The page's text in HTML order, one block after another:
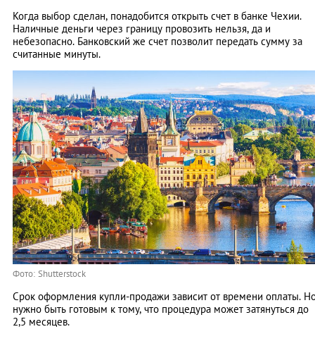
Когда выбор сделан, понадобится открыть счет в банке Чехии.
Наличные деньги через границу провозить нельзя, да и
небезопасно. Банковский же счет позволит передать сумму за
считанные минуты.
Фото: Shutterstock
Срок оформления купли-продажи зависит от времени оплаты.
нужно быть готовым к тому, что процедура может затянуться до
2,5 месяцев.